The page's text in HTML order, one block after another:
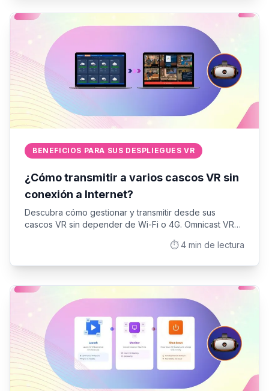
BENEFICIOS PARA SUS DESPLIEGUES VR
¿Cómo transmitir a varios cascos VR sin
conexión a Internet?
Descubra cómo gestionar y transmitir desde sus
cascos VR sin depender de Wi-Fi o 4G. Omnicast VR
formaciones y demostraciones sobre el terreno.
⏱️4 min de lectura